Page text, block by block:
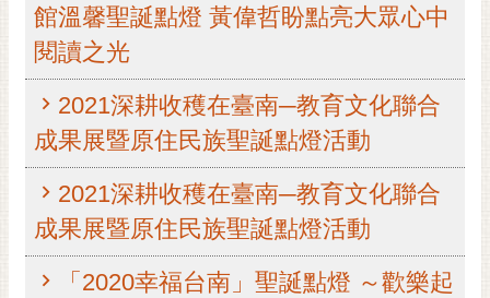
網
站
導
覽
閱
閱
館溫馨聖誕點燈 黃偉哲盼點亮大眾心中
閱讀之光
2021深耕收穫在臺南─教育文化聯合
成果展暨原住民族聖誕點燈活動
2021深耕收穫在臺南─教育文化聯合
成果展暨原住民族聖誕點燈活動
「2020幸福台南」聖誕點燈 ～歡樂起